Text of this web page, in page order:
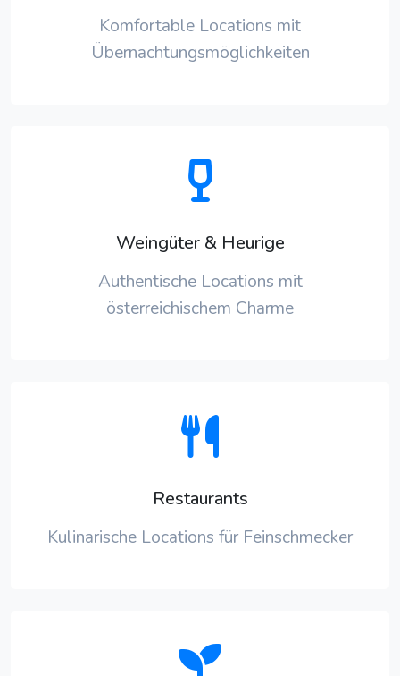
Komfortable Locations mit
Übernachtungsmöglichkeiten
Weingüter & Heurige
Authentische Locations mit
österreichischem Charme
Restaurants
Kulinarische Locations für Feinschmecker